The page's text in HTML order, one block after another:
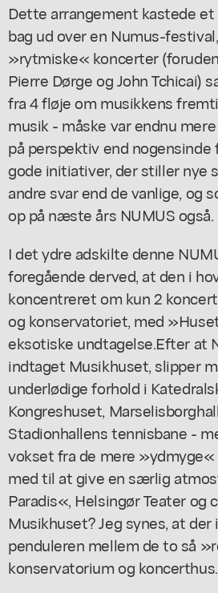
Dette arrangement kastede
bag ud over en Numus-
»rytmiske« koncerter
Pierre Dørge og John Tchicai)
fra 4 fløje om musikkens
musik - måske var endnu
på perspektiv end nogensinde
gode initiativer, der stiller nye
andre svar end de vanlige, og
op på næste års NUMUS også.
I det ydre adskilte denne
foregående derved, at den i
koncentreret om kun 2
og konservatoriet, med
eksotiske undtagelse.Efter at
indtaget Musikhuset, slipper
underlødige forhold i
Kongreshuset,
Stadionhallens tennisbane -
vokset fra de mere »ydmyge«
med til at give en særlig
Paradis«, Helsingør Teater og
Musikhuset? Jeg synes, at
penduleren mellem de to så
konservatorium og koncerthus.